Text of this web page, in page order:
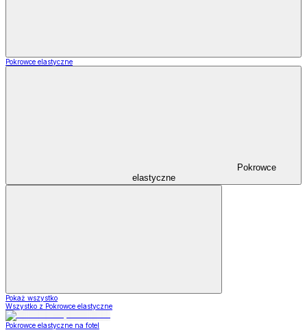
Pokrowce elastyczne
Pokrowce
elastyczne
Pokaż wszystko
Wszystko z Pokrowce elastyczne
Pokrowce elastyczne na fotel